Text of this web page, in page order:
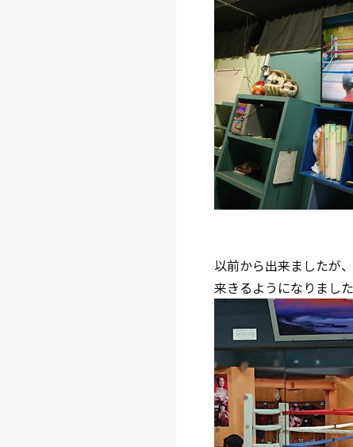
以前から出来ましたが
来きるようになりました